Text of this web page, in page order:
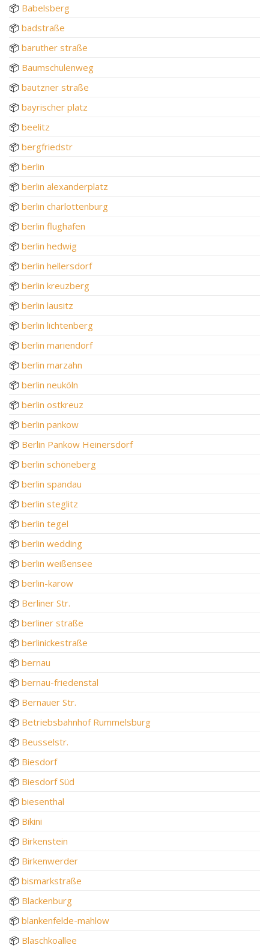
📦 Babelsberg
📦 badstraße
📦 baruther straße
📦 Baumschulenweg
📦 bautzner straße
📦 bayrischer platz
📦 beelitz
📦 bergfriedstr
📦 berlin
📦 berlin alexanderplatz
📦 berlin charlottenburg
📦 berlin flughafen
📦 berlin hedwig
📦 berlin hellersdorf
📦 berlin kreuzberg
📦 berlin lausitz
📦 berlin lichtenberg
📦 berlin mariendorf
📦 berlin marzahn
📦 berlin neuköln
📦 berlin ostkreuz
📦 berlin pankow
📦 Berlin Pankow Heinersdorf
📦 berlin schöneberg
📦 berlin spandau
📦 berlin steglitz
📦 berlin tegel
📦 berlin wedding
📦 berlin weißensee
📦 berlin-karow
📦 Berliner Str.
📦 berliner straße
📦 berlinickestraße
📦 bernau
📦 bernau-friedenstal
📦 Bernauer Str.
📦 Betriebsbahnhof Rummelsburg
📦 Beusselstr.
📦 Biesdorf
📦 Biesdorf Süd
📦 biesenthal
📦 Bikini
📦 Birkenstein
📦 Birkenwerder
📦 bismarkstraße
📦 Blackenburg
📦 blankenfelde-mahlow
📦 Blaschkoallee